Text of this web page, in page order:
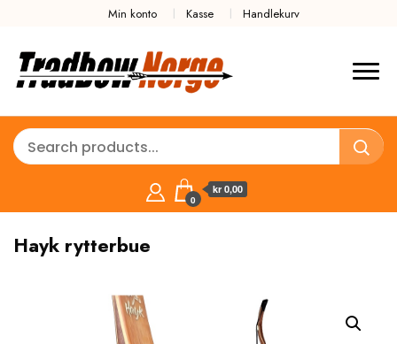
Min konto Kasse Handlekurv
0
kr 0,00
Hayk rytterbue